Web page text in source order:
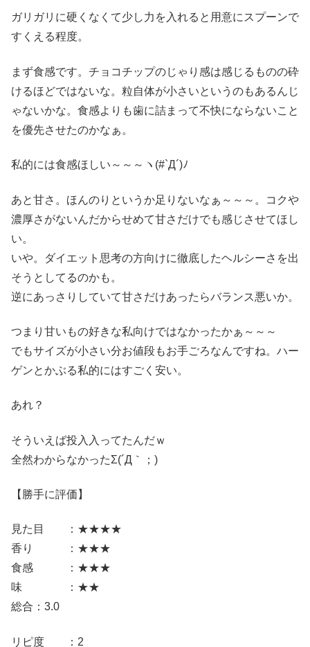
ガリガリに硬くなくて少し力を入れると用意にスプーンで
すくえる程度。
まず食感です。チョコチップのじゃり感は感じるものの砕
けるほどではないな。粒自体が小さいというのもあるんじ
ゃないかな。食感よりも歯に詰まって不快にならないこと
を優先させたのかなぁ。
私的には食感ほしい～～～ヽ(#`Д´)ﾉ
あと甘さ。ほんのりというか足りないなぁ～～～。コクや
濃厚さがないんだからせめて甘さだけでも感じさせてほし
い。
いや。ダイエット思考の方向けに徹底したヘルシーさを出
そうとしてるのかも。
逆にあっさりしていて甘さだけあったらバランス悪いか。
つまり甘いもの好きな私向けではなかったかぁ～～～
でもサイズが小さい分お値段もお手ごろなんですね。ハー
ゲンとかぶる私的にはすごく安い。
あれ？
そういえば投入入ってたんだｗ
全然わからなかったΣ(´Д｀；)
【勝手に評価】
見た目 ：★★★★
香り ：★★★
食感 ：★★★
味 ：★★
総合：3.0
リピ度 ：2